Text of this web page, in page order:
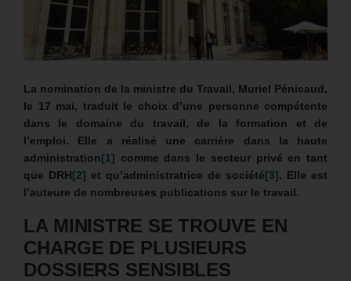
La nomination de la ministre du Travail, Muriel Pénicaud,
le 17 mai, traduit le choix d’une personne compétente
dans le domaine du travail, de la formation et de
l’emploi. Elle a réalisé une carrière dans la haute
administration[1] comme dans le secteur privé en tant
que DRH[2] et qu’administratrice de société[3]. Elle est
l’auteure de nombreuses publications sur le travail.
LA MINISTRE SE TROUVE EN
CHARGE DE PLUSIEURS
DOSSIERS SENSIBLES